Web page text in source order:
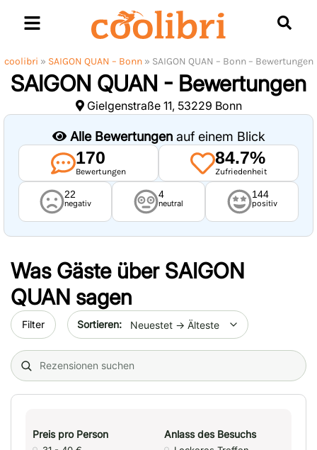
coolibri » SAIGON QUAN – Bonn» SAIGON QUAN – Bonn – Bewertungen
SAIGON QUAN - Bewertungen
Gielgenstraße 11, 53229 Bonn
Alle Bewertungenauf einem Blick
170
Bewertungen
84.7%
Zufriedenheit
22
negativ
4
neutral
144
positiv
Was Gäste über SAIGON
QUAN sagen
Filter Sort by date
Search (title/text)
Preis pro Person Anlass des Besuchs